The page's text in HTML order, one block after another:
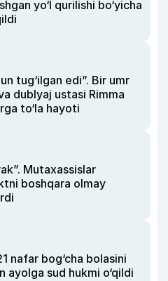
yo‘l qurilishi bo‘yicha
tug‘ilgan edi”. Bir umr
dublyaj ustasi Rimma
to‘la hayoti
Mutaxassislar
boshqara olmay
nafar bog‘cha bolasini
ayolga sud hukmi o‘qildi